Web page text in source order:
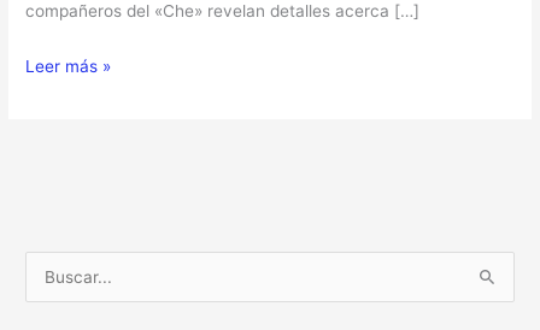
compañeros del «Che» revelan detalles acerca […]
Leer más »